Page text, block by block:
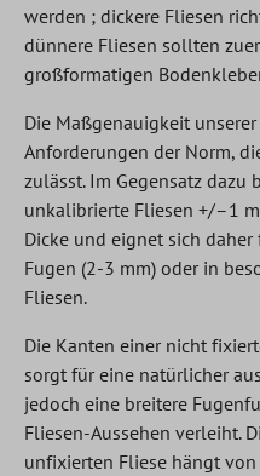
werden ; dickere Fliesen
dünnere Fliesen sollten
großformatigen
Die Maßgenauigkeit
Anforderungen der Norm,
zulässt. Im Gegensatz dazu
unkalibrierte Fliesen +/–1
Dicke und eignet sich
Fugen (2-3 mm) oder in
Fliesen.
Die Kanten einer nicht
sorgt für eine natürlicher
jedoch eine breitere
Fliesen-Aussehen verleiht.
unfixierten Fliese hängt